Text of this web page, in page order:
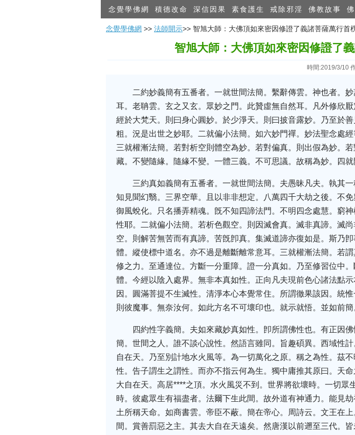
念覺學佛網 積德改命 深信因果 素食護生 戒除邪淫 佛教故事
念覺學佛網 >> 法師開示>> 智旭大師：大佛頂如來密因修證了義諸菩薩萬行首
智旭大師：大佛頂如來密因修證了
時間:2019/3/10
二約妙義簡有五番者。一就世間法簡。繫辭傳雲。神也者。
耳。老聃雲。玄之又玄。眾妙之門。此贊虛無自然耳。凡外修欣
經於大梵天。則曰身心圓妙。於少淨天。則曰披音露妙。乃至於
粗。況是出世之妙耶。二就偏小法簡。如六妙門禪。妙法聖念處
三就權漸法簡。若對析空則體空為妙。若對偏真。則出假為妙。
藏。不變隨緣。隨緣不變。一體三義。不可思議。故稱為妙。四就
三約真如義簡有五番者。一就世間法簡。夫愚昧凡夫。執其
知見聞幻翳。三界空華。且以非非想定。八萬四千大劫之後。不
御風蛻化。只名播弄精魂。旣不知四諦法門。不明四念處慧。窮
性耶。二就偏小法簡。若析色觀空。則因滅會真。滅非真諦。滅
空。則解苦無苦而有真諦。苦旣卽真。集滅道諦亦復如是。斯乃
體。縱使標中道名。亦不過是離斷離常意耳。三就權漸法簡。若
修之力。至通達位。方斷一分重障。證一分真如。乃至修習位中
體。今經以陰入處界。無非本真如性。正向凡夫現前色心諸法點
因。圓滿菩提不生滅性。清淨本心本覺常住。所謂徹果該因。統
則彼魔事。無奈汝何。如此方名不可壞印也。就示就悟。並如前簡
四約性字義簡。夫如來藏妙真如性。卽所謂佛性也。有正因
簡。世間之人。誰不談心說性。然語言雖同。旨趣碩異。西域性
自在天。乃至別計地水火風等。為一切萬化之原。稱之為性。茲
性。告子謂生之謂性。而亦不指云何為生。獨中庸推其原曰。天
大自在天。高居****之頂。水火風災不到。世界將欲壞時。一切
時。彼處眾生有福盡者。法爾下生此間。故外道有神通力。能見
土所稱天命。如商書雲。帝臣不蔽。簡在帝心。周詩云。文王在
間。賞善罰惡之主。其去大自在天遠矣。然唐漢以前遡至三代。